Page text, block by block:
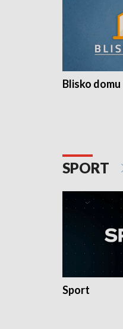
Blisko domu
SPORT
Sport